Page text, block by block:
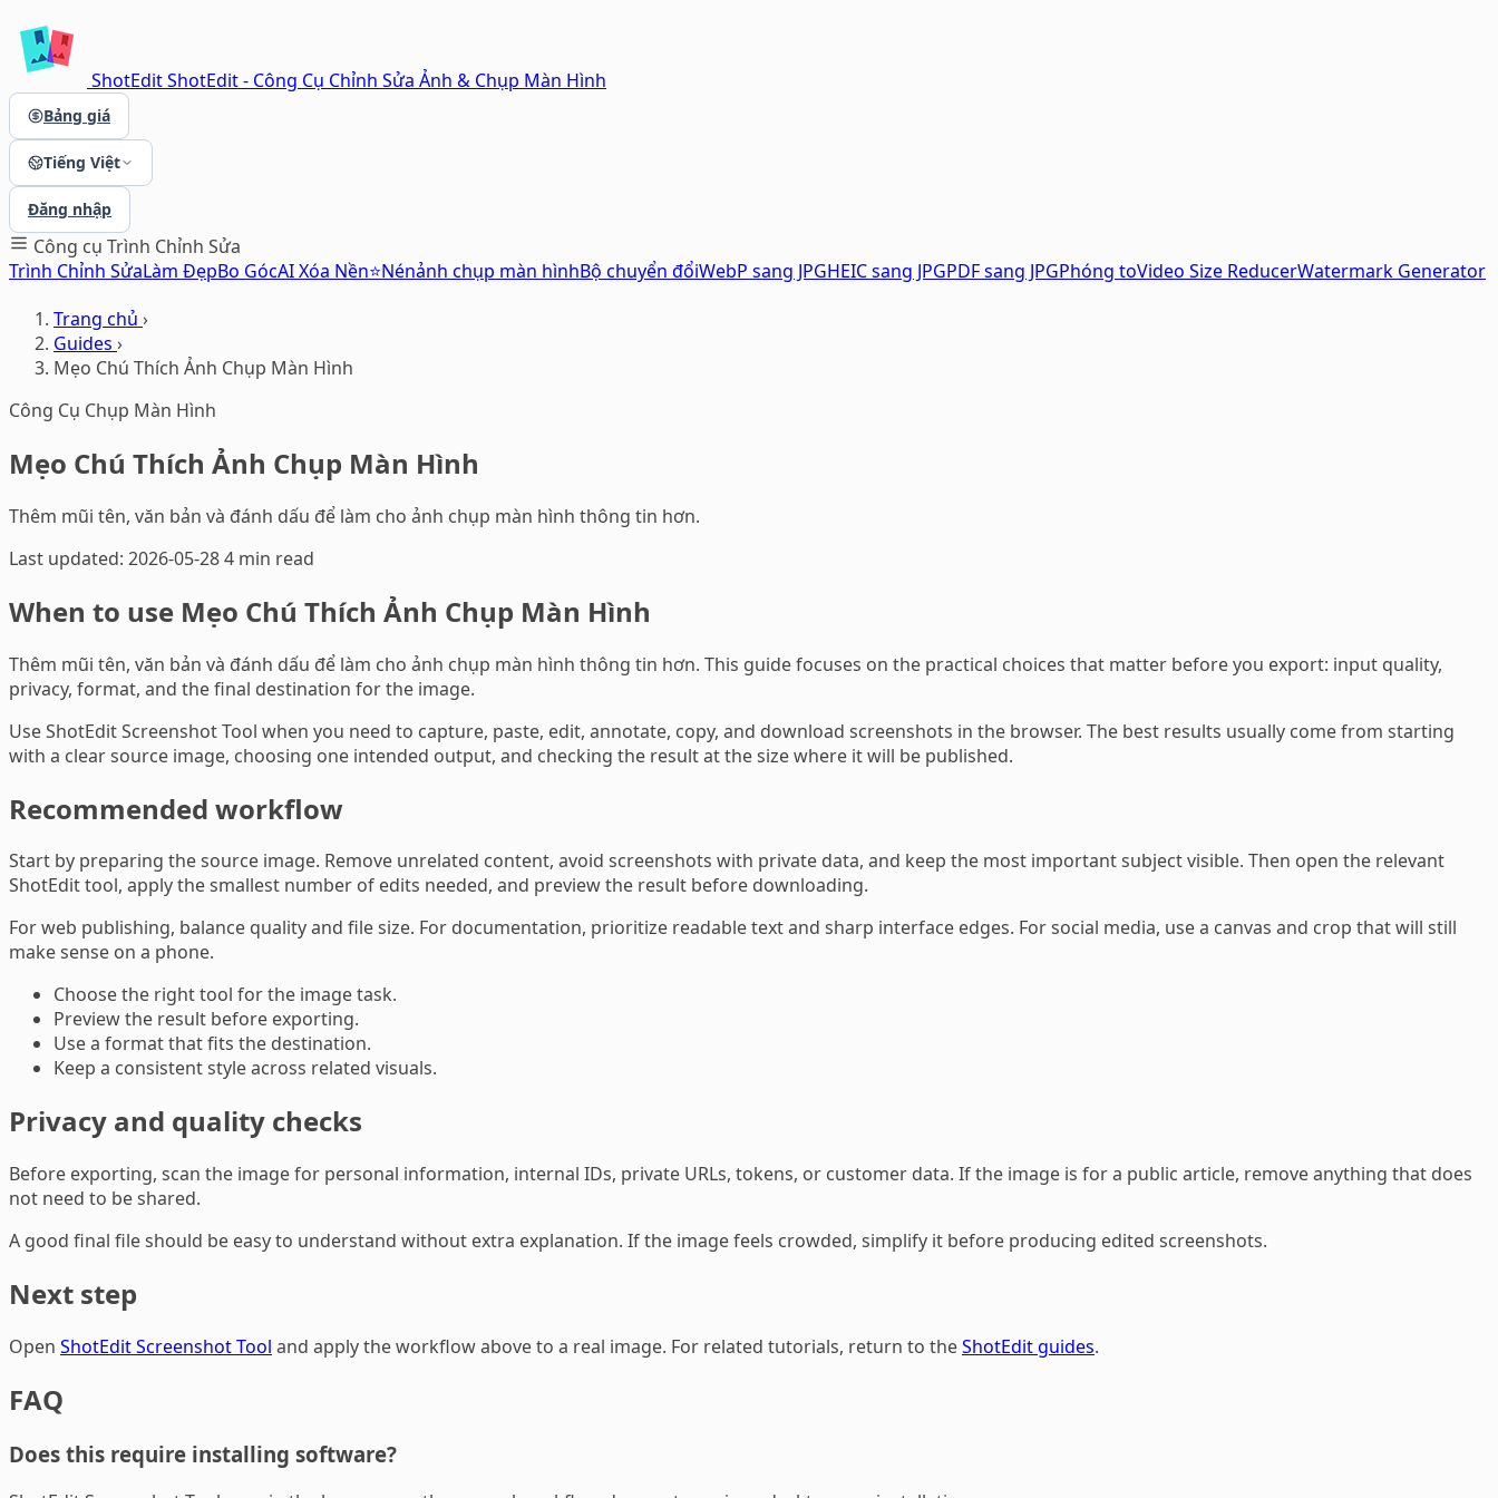
ShotEditShotEdit - Công Cụ Chỉnh Sửa Ảnh & Chụp Màn Hình
Bảng giá
Tiếng Việt
Đăng nhập
Công cụ Trình Chỉnh Sửa
Trình Chỉnh SửaLàm ĐẹpBo GócAI Xóa Nền⭐Nénảnh chụp màn hìnhBộ chuyển đổiWebP sang JPGHEIC sang JPGPDF sang JPGPhóng toVideo Size ReducerWatermark Generator
Trang chủ ›
Guides ›
Mẹo Chú Thích Ảnh Chụp Màn Hình
Công Cụ Chụp Màn Hình
Mẹo Chú Thích Ảnh Chụp Màn Hình
Thêm mũi tên, văn bản và đánh dấu để làm cho ảnh chụp màn hình thông tin hơn.
Last updated: 2026-05-284 min read
When to use Mẹo Chú Thích Ảnh Chụp Màn Hình
Thêm mũi tên, văn bản và đánh dấu để làm cho ảnh chụp màn hình thông tin hơn. This guide focuses on the practical choices that matter before you export: input quality,
privacy, format, and the final destination for the image.
Use ShotEdit Screenshot Tool when you need to capture, paste, edit, annotate, copy, and download screenshots in the browser. The best results usually come from starting
with a clear source image, choosing one intended output, and checking the result at the size where it will be published.
Recommended workflow
Start by preparing the source image. Remove unrelated content, avoid screenshots with private data, and keep the most important subject visible. Then open the relevant
ShotEdit tool, apply the smallest number of edits needed, and preview the result before downloading.
For web publishing, balance quality and file size. For documentation, prioritize readable text and sharp interface edges. For social media, use a canvas and crop that will still
make sense on a phone.
Choose the right tool for the image task.
Preview the result before exporting.
Use a format that fits the destination.
Keep a consistent style across related visuals.
Privacy and quality checks
Before exporting, scan the image for personal information, internal IDs, private URLs, tokens, or customer data. If the image is for a public article, remove anything that does
not need to be shared.
A good final file should be easy to understand without extra explanation. If the image feels crowded, simplify it before producing edited screenshots.
Next step
Open ShotEdit Screenshot Tool and apply the workflow above to a real image. For related tutorials, return to theShotEdit guides.
FAQ
Does this require installing software?